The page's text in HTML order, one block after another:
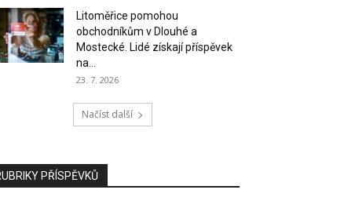
Litoměřice pomohou
obchodníkům v Dlouhé a
Mostecké. Lidé získají příspěvek
na...
23. 7. 2026
Načíst další
PŘÍSPĚVKŮ